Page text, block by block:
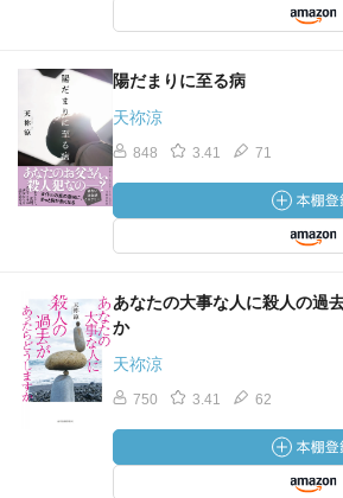
陽だまりに至る病
天祢涼
848 3.41 71
あなたの大事な人に殺人の過
か
天祢涼
750 3.41 62